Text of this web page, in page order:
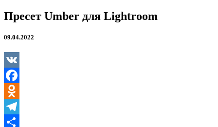
Пресет
Umber
Lightroom
Пресет Umber для Lightroom
09.04.2022
VK
Facebook
Odnoklassniki
Telegram